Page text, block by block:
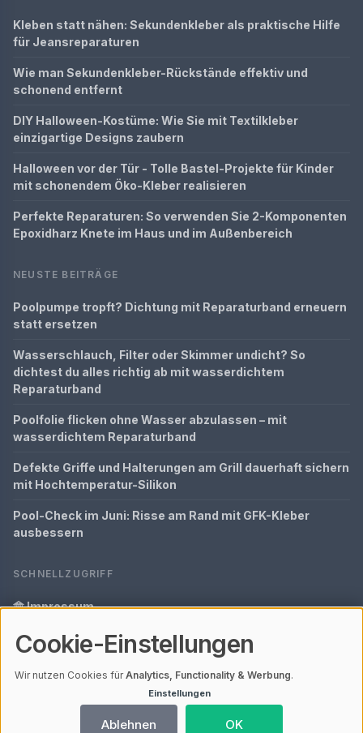
Kleben statt nähen: Sekundenkleber als praktische Hilfe
für Jeansreparaturen
Wie man Sekundenkleber-Rückstände effektiv und
schonend entfernt
DIY Halloween-Kostüme: Wie Sie mit Textilkleber
einzigartige Designs zaubern
Halloween vor der Tür - Tolle Bastel-Projekte für Kinder
mit schonendem Öko-Kleber realisieren
Perfekte Reparaturen: So verwenden Sie 2-Komponenten
Epoxidharz Knete im Haus und im Außenbereich
NEUSTE BEITRÄGE
Poolpumpe tropft? Dichtung mit Reparaturband erneuern
statt ersetzen
Wasserschlauch, Filter oder Skimmer undicht? So
dichtest du alles richtig ab mit wasserdichtem
Reparaturband
Poolfolie flicken ohne Wasser abzulassen – mit
wasserdichtem Reparaturband
Defekte Griffe und Halterungen am Grill dauerhaft sichern
mit Hochtemperatur-Silikon
Pool-Check im Juni: Risse am Rand mit GFK-Kleber
ausbessern
SCHNELLZUGRIFF
Impressum
Datenschutz
Ihre Datenschutzeinstellungen
Cookie-Einstellungen
Wir nutzen Cookies fürAnalytics, Functionality & Werbung.
Einstellungen
Ablehnen OK